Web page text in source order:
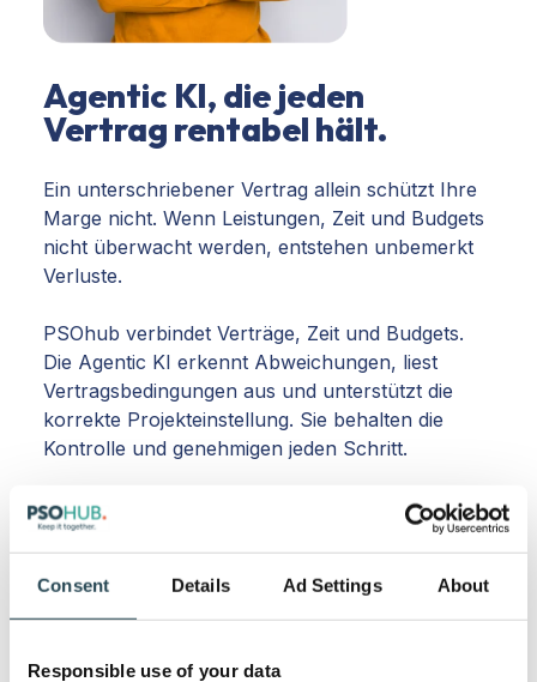
Consent Details Ad Settings About
Responsible use of your data
Agentic KI, die jeden
Vertrag rentabel hält.
Ein unterschriebener Vertrag allein schützt Ihre
Marge nicht. Wenn Leistungen, Zeit und Budgets
nicht überwacht werden, entstehen unbemerkt
Verluste.
PSOhub verbindet Verträge, Zeit und Budgets.
Die Agentic KI erkennt Abweichungen, liest
Vertragsbedingungen aus und unterstützt die
korrekte Projekteinstellung. Sie behalten die
Kontrolle und genehmigen jeden Schritt.
Ihrem bevorzugten LLM her und